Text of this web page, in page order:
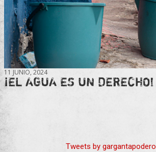
11 JUNIO, 2024
¡EL AGUA ES UN DERECHO!
Tweets by gargantapodero